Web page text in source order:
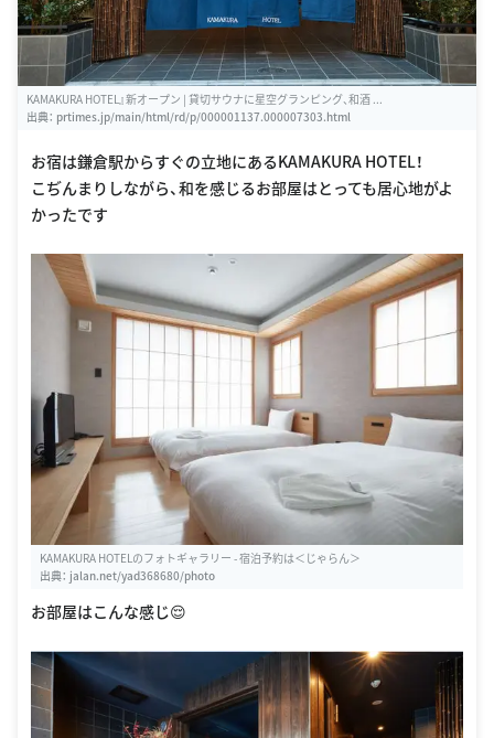
KAMAKURA HOTEL』新オープン | 貸切サウナに星空グランピング、和酒 ...
出典： prtimes.jp/main/html/rd/p/000001137.000007303.html
お宿は鎌倉駅からすぐの立地にあるKAMAKURA HOTEL！
こぢんまりしながら、和を感じるお部屋はとっても居心地がよ
かったです
KAMAKURA HOTELのフォトギャラリー - 宿泊予約は＜じゃらん＞
出典： jalan.net/yad368680/photo
お部屋はこんな感じ😌